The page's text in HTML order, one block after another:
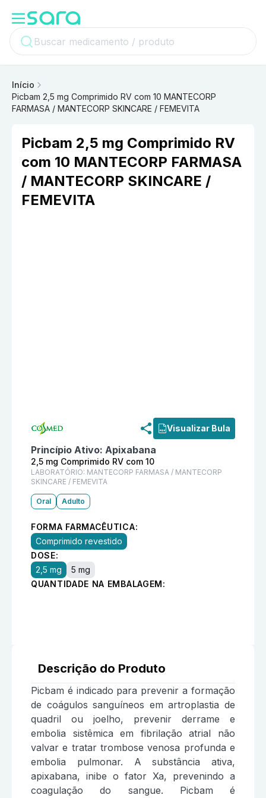
Início
Picbam 2,5 mg Comprimido RV com 10 MANTECORP
FARMASA / MANTECORP SKINCARE / FEMEVITA
Picbam 2,5 mg Comprimido RV
com 10 MANTECORP FARMASA
/ MANTECORP SKINCARE /
FEMEVITA
Visualizar Bula
Princípio Ativo: Apixabana
2,5 mg Comprimido RV com 10
LABORATÓRIO: MANTECORP FARMASA / MANTECORP
SKINCARE / FEMEVITA
Oral Adulto
FORMA FARMACÊUTICA:
Comprimido revestido
DOSE:
2,5 mg
5 mg
QUANTIDADE NA EMBALAGEM:
Descrição do Produto
Picbam é indicado para prevenir a formação
de coágulos sanguíneos em artroplastia de
quadril ou joelho, prevenir derrame e
embolia sistêmica em fibrilação atrial não
valvar e tratar trombose venosa profunda e
embolia pulmonar. A substância ativa,
apixabana, inibe o fator Xa, prevenindo a
coagulação do sangue. Picbam é